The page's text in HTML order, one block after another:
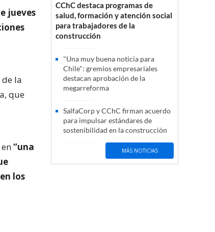
jueves
la
que
“una
los
CChC destaca programas de
salud, formación y atención social
para trabajadores de la
construcción
"Una muy buena noticia para
Chile": gremios empresariales
destacan aprobación de la
megarreforma
SalfaCorp y CChC firman acuerdo
para impulsar estándares de
sostenibilidad en la construcción
MÁS NOTICIAS